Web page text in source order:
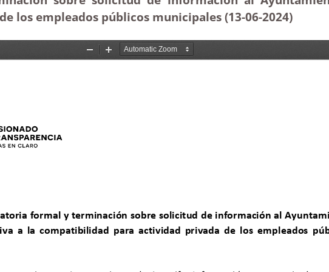
los empleados públicos municipales (13-06-2024)